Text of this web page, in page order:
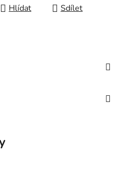
Hlídat Sdílet